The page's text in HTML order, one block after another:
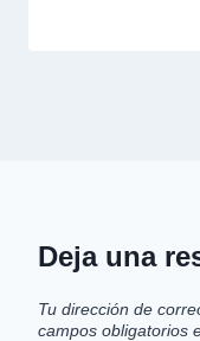
Deja una
Tu dirección de
campos obligatorios